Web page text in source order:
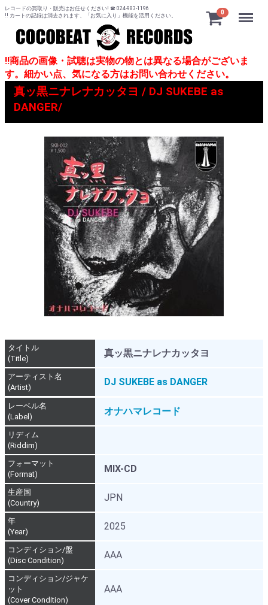
レコードの買取り・販売はお任せください! ☎ 024-983-1196
!! カートの記録は消去されます、「お気に入り」機能を活用ください。
0 Menu
!!商品の画像・試聴は実物の物とは異なる場合がございま
す。細かい点、気になる方はお問い合わせください。
真ッ黒ニナレナカッタヨ / DJ SUKEBE as
DANGER/
タイトル
(Title)
真ッ黒ニナレナカッタヨ
アーティスト名
(Artist)
DJ SUKEBE as DANGER
レーベル名
(Label)
オナハマレコード
リディム
(Riddim)
フォーマット
(Format)
MIX-CD
生産国
(Country)
JPN
年
(Year)
2025
コンディション/盤
(Disc Condition)
AAA
コンディション/ジャケ
ット
(Cover Condition)
AAA